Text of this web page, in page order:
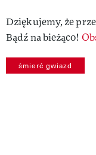
Dziękujemy, że
Bądź na bieżąco!
śmierć gwiazd